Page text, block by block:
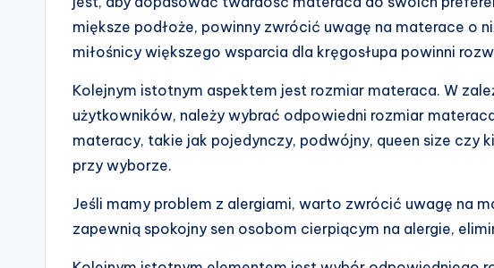
miększe podłoże, powinny zwrócić uwagę na materace o
miłośnicy większego wsparcia dla kręgosłupa powinni
Kolejnym istotnym aspektem jest rozmiar materaca. W
użytkowników, należy wybrać odpowiedni rozmiar
materacy, takie jak pojedynczy, podwójny, queen size czy
przy wyborze.
Jeśli mamy problem z alergiami, warto zwrócić uwagę na
zapewnią spokojny sen osobom cierpiącym na alergie,